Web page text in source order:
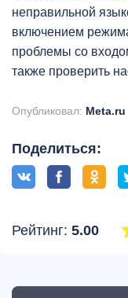
неправильной
включением
проблемы со
также проверить
Опубликовал: Meta.ru
Поделиться:
Рейтинг: 5.00